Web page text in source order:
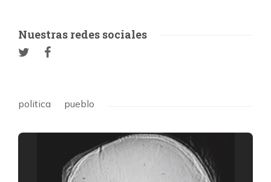
Nuestras redes sociales
politica pueblo